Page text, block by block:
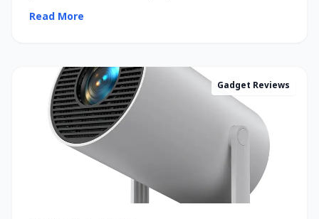
Read More
Gadget Reviews